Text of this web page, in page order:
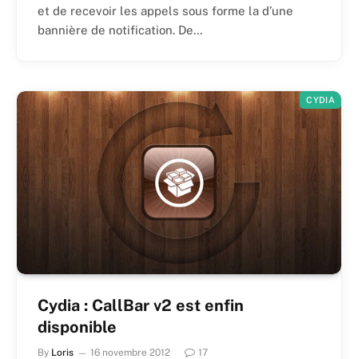
et de recevoir les appels sous forme la d’une
bannière de notification. De…
CYDIA
Cydia : CallBar v2 est enfin
disponible
By Loris 16 novembre 2012 17